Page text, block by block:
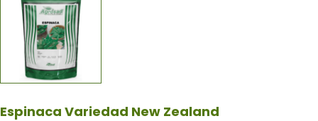
Espinaca Variedad New Zealand